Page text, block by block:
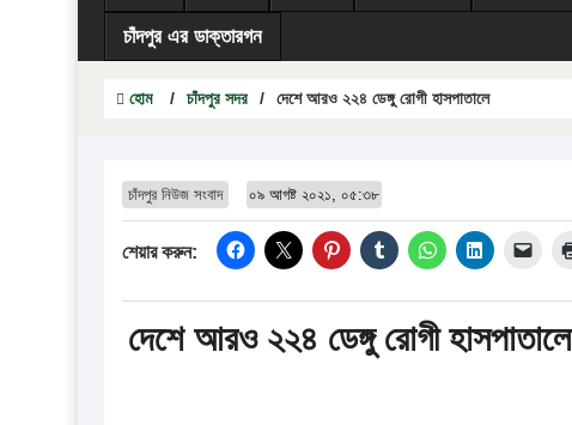
চাঁদপুর এর ডাক্তারগন
হোম / চাঁদপুর সদর / দেশে আরও ২২৪ ডেঙ্গু রোগী হাসপাতালে
চাঁদপুর নিউজ সংবাদ ০৯ আগষ্ট ২০২১, ০৫:৩৮
শেয়ার করুন:
দেশে আরও ২২৪ ডেঙ্গু রোগী হাসপাতালে